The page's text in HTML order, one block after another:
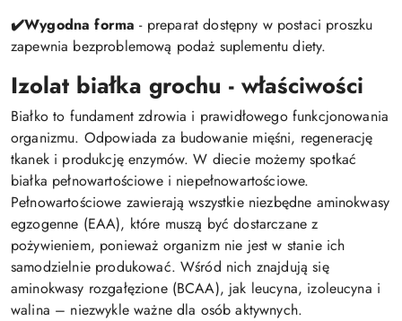
✔️Wygodna forma - preparat dostępny w postaci proszku
zapewnia bezproblemową podaż suplementu diety.
Izolat białka grochu - właściwości
Białko to fundament zdrowia i prawidłowego funkcjonowania
organizmu. Odpowiada za budowanie mięśni, regenerację
tkanek i produkcję enzymów. W diecie możemy spotkać
białka pełnowartościowe i niepełnowartościowe.
Pełnowartościowe zawierają wszystkie niezbędne aminokwasy
egzogenne (EAA), które muszą być dostarczane z
pożywieniem, ponieważ organizm nie jest w stanie ich
samodzielnie produkować. Wśród nich znajdują się
aminokwasy rozgałęzione (BCAA), jak leucyna, izoleucyna i
walina – niezwykle ważne dla osób aktywnych.